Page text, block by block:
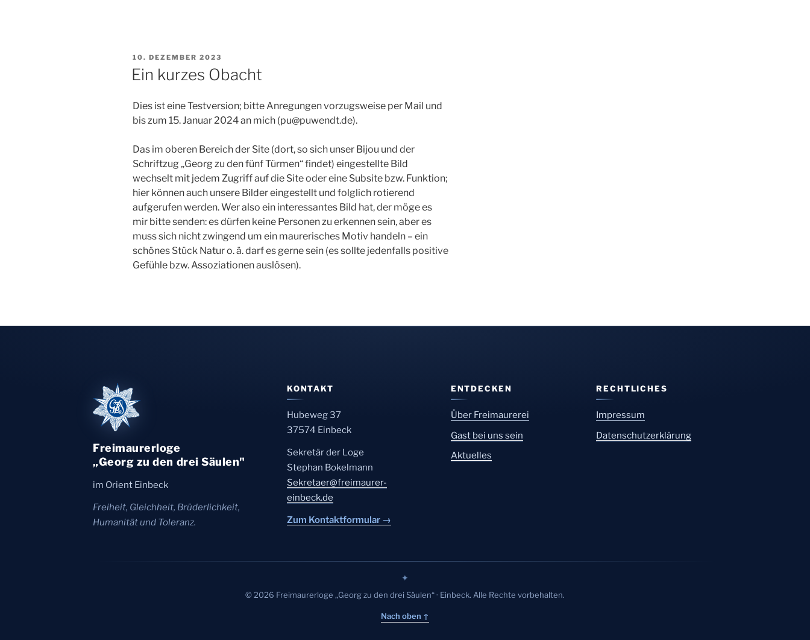
VERÖFFENTLICHT
AM
10. DEZEMBER 2023
Ein kurzes Obacht
Dies ist eine Testversion; bitte Anregungen vorzugsweise per Mail und
bis zum 15. Januar 2024 an mich (pu@puwendt.de).
Das im oberen Bereich der Site (dort, so sich unser Bijou und der
Schriftzug „Georg zu den fünf Türmen“ findet) eingestellte Bild
wechselt mit jedem Zugriff auf die Site oder eine Subsite bzw. Funktion;
hier können auch unsere Bilder eingestellt und folglich rotierend
aufgerufen werden. Wer also ein interessantes Bild hat, der möge es
mir bitte senden: es dürfen keine Personen zu erkennen sein, aber es
muss sich nicht zwingend um ein maurerisches Motiv handeln – ein
schönes Stück Natur o. ä. darf es gerne sein (es sollte jedenfalls positive
Gefühle bzw. Assoziationen auslösen).
Freimaurerloge
„Georg zu den drei Säulen"
im Orient Einbeck
Freiheit, Gleichheit, Brüderlichkeit,
Humanität und Toleranz.
KONTAKT
Hubeweg 37
37574 Einbeck
Sekretär der Loge
Stephan Bokelmann
Sekretaer@freimaurer-
einbeck.de
Zum Kontaktformular →
ENTDECKEN
Über Freimaurerei
Gast bei uns sein
Aktuelles
RECHTLICHES
Impressum
Datenschutzerklärung
✦
© 2026 Freimaurerloge „Georg zu den drei Säulen“ · Einbeck. Alle Rechte vorbehalten.
Nach oben ↑